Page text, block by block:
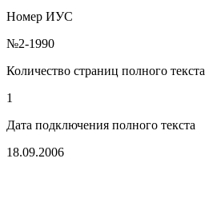
Номер ИУС
№2-1990
Количество страниц полного текста
1
Дата подключения полного текста
18.09.2006